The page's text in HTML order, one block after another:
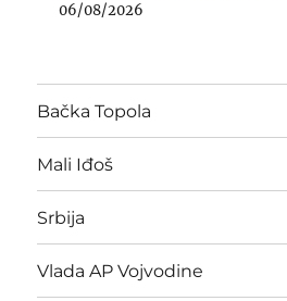
06/08/2026
Bačka Topola
Mali Iđoš
Srbija
Vlada AP Vojvodine